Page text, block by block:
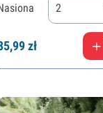
2
99zł